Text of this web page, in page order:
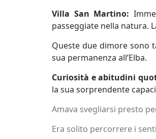
Villa San Martino:
passeggiate nella natura.
Queste due dimore sono
sua permanenza all’Elba.
Curiosità e abitudini
la sua sorprendente
Amava svegliarsi presto
Era solito percorrere i